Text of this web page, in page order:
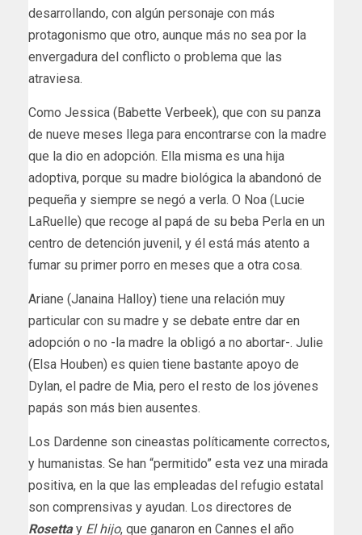
desarrollando, con algún personaje con más
protagonismo que otro, aunque más no sea por la
envergadura del conflicto o problema que las
atraviesa.
Como Jessica (Babette Verbeek), que con su panza
de nueve meses llega para encontrarse con la madre
que la dio en adopción. Ella misma es una hija
adoptiva, porque su madre biológica la abandonó de
pequeña y siempre se negó a verla. O Noa (Lucie
LaRuelle) que recoge al papá de su beba Perla en un
centro de detención juvenil, y él está más atento a
fumar su primer porro en meses que a otra cosa.
Ariane (Janaina Halloy) tiene una relación muy
particular con su madre y se debate entre dar en
adopción o no -la madre la obligó a no abortar-. Julie
(Elsa Houben) es quien tiene bastante apoyo de
Dylan, el padre de Mia, pero el resto de los jóvenes
papás son más bien ausentes.
Los Dardenne son cineastas políticamente correctos,
y humanistas. Se han “permitido” esta vez una mirada
positiva, en la que las empleadas del refugio estatal
son comprensivas y ayudan. Los directores de
Rosettay El hijo, que ganaron en Cannes el año